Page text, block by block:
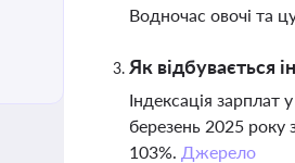
Водночас овочі та
Як відбувається
Індексація зарплат
березень 2025 року
103%. Джерело